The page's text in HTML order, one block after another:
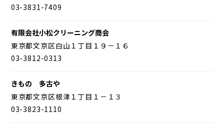
03-3831-7409
有限会社小松クリーニング商会
東京都文京区白山１丁目１９－１６
03-3812-0313
きもの 多古や
東京都文京区根津１丁目１－１３
03-3823-1110